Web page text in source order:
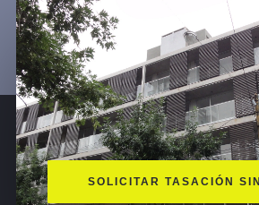
SOLICITAR TASACIÓN